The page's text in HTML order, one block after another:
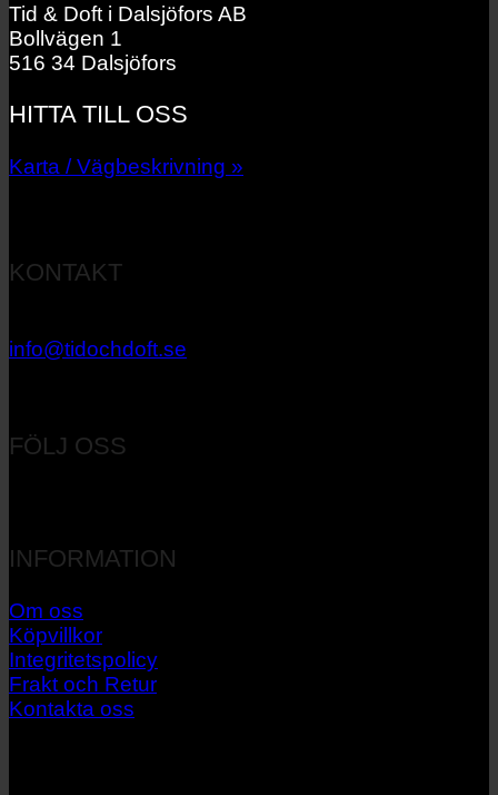
Tid & Doft i Dalsjöfors AB
Bollvägen 1
516 34 Dalsjöfors
HITTA TILL OSS
Karta / Vägbeskrivning »
KONTAKT
info@tidochdoft.se
FÖLJ OSS
INFORMATION
Om oss
Köpvillkor
Integritetspolicy
Frakt och Retur
Kontakta oss